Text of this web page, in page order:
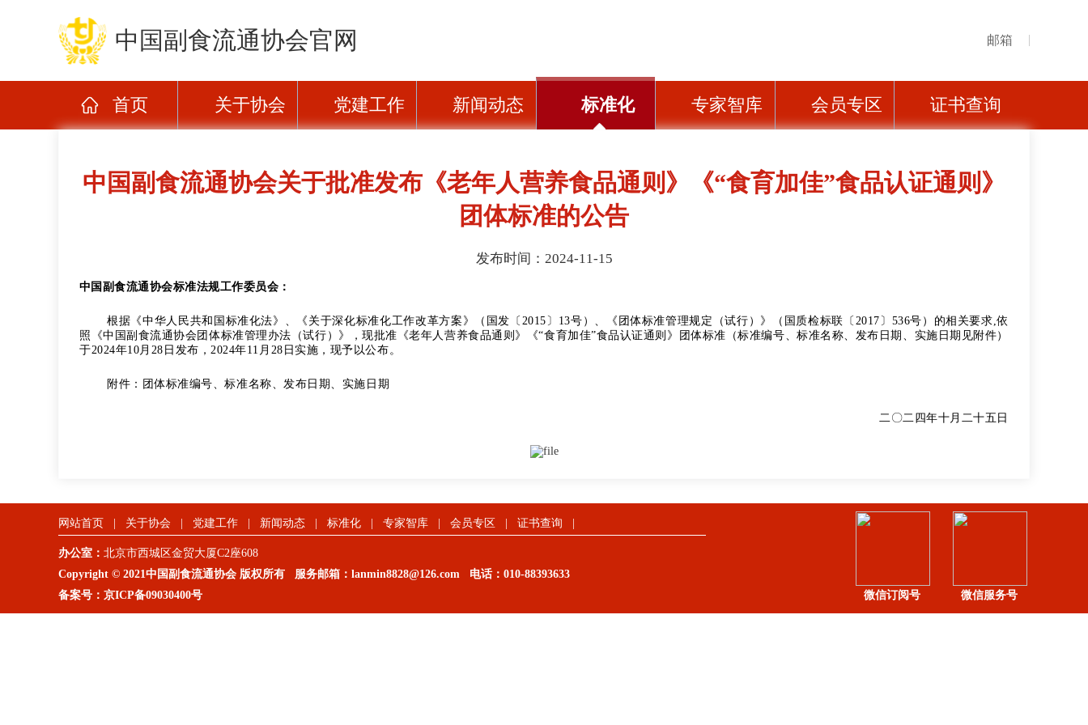
中国副食流通协会官网 邮箱
首页 关于协会 党建工作 新闻动态 标准化 专家智库 会员专区 证书查询
中国副食流通协会关于批准发布《老年人营养食品通则》《“食育加佳”食品认证通则》
团体标准的公告
发布时间：2024-11-15
中国副食流通协会标准法规工作委员会：
根据《中华人民共和国标准化法》、《关于深化标准化工作改革方案》（国发〔2015〕13号）、《团体标准管理规定（试行）》（国质检标联〔2017〕536号）的相关要求,依
照《中国副食流通协会团体标准管理办法（试行）》，现批准《老年人营养食品通则》《“食育加佳”食品认证通则》团体标准（标准编号、标准名称、发布日期、实施日期见附件）
于2024年10月28 日发布，2024年11月28日实施，现予以公布。
附件：团体标准编号、标准名称、发布日期、实施日期
二〇二 四年十月二十五日
网站首页 关于协会 党建工作 新闻动态 标准化 专家智库 会员专区 证书查询
办公室： 北京市西城区金贸大厦C2座608
Copyright © 2021中国副食流通协会 版权所有 服务邮箱：lanmin8828@126.com 电话： 010-88393633
备案号： 京ICP备09030400号 微信服务号
微信订阅号